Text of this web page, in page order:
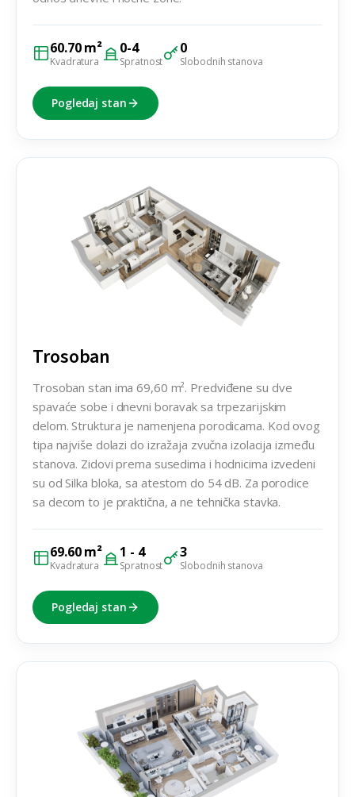
60.70 m²
Kvadratura
0-4
Spratnost
0
Slobodnih stanova
Pogledaj stan
Trosoban
Trosoban stan ima 69,60 m². Predviđene su dve
spavaće sobe i dnevni boravak sa trpezarijskim
delom. Struktura je namenjena porodicama. Kod ovog
tipa najviše dolazi do izražaja zvučna izolacija između
stanova. Zidovi prema susedima i hodnicima izvedeni
su od Silka bloka, sa atestom do 54 dB. Za porodice
sa decom to je praktična, a ne tehnička stavka.
69.60 m²
Kvadratura
1 - 4
Spratnost
3
Slobodnih stanova
Pogledaj stan
Trosoban
Četvorosoban